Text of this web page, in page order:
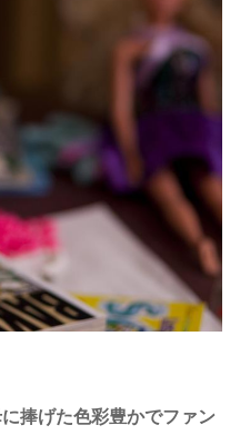
捧げた色彩豊かでファン